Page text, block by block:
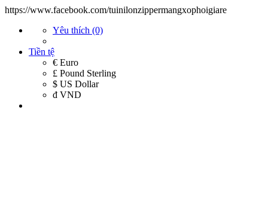
https://www.facebook.com/tuinilonzippermangxophoigiare
Yêu thích (0)
Tiền tệ
€ Euro
£ Pound Sterling
$ US Dollar
đ VND